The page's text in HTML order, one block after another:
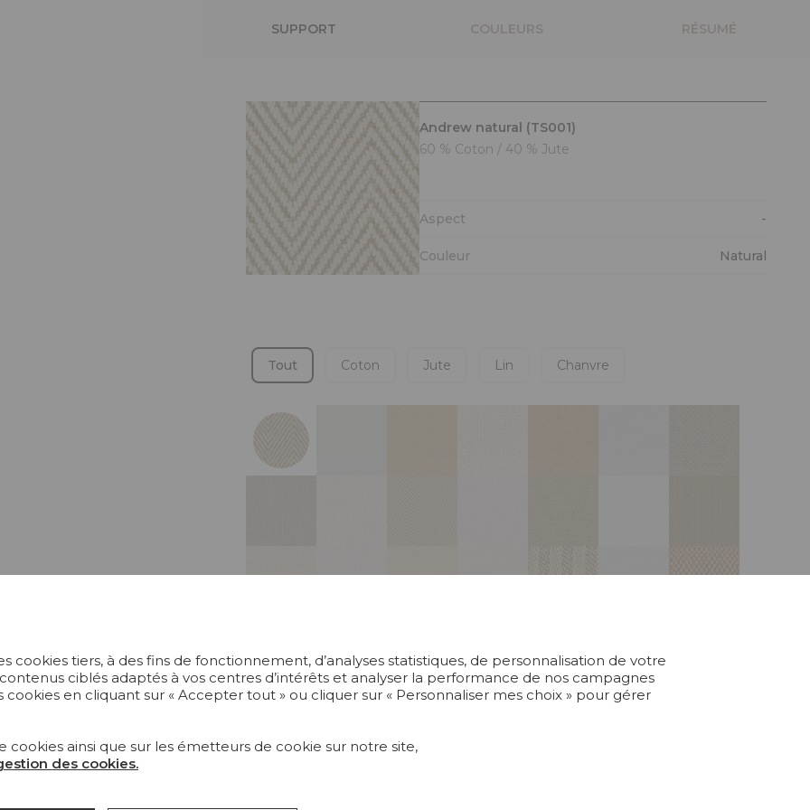
SUPPORT COULEURS RÉSUMÉ
Andrew natural (TS001)
60 % Coton / 40 % Jute
Aspect -
Couleur Natural
Tout Coton Jute Lin Chanvre
cookies tiers, à des fins de fonctionnement, d’analyses statistiques, de personnalisation de votre
ciblés adaptés à vos centres d’intérêts et analyser la performance de nos campagnes
en cliquant sur « Accepter tout » ou cliquer sur « Personnaliser mes choix » pour gérer
cookies ainsi que sur les émetteurs de cookie sur notre site,
des cookies.